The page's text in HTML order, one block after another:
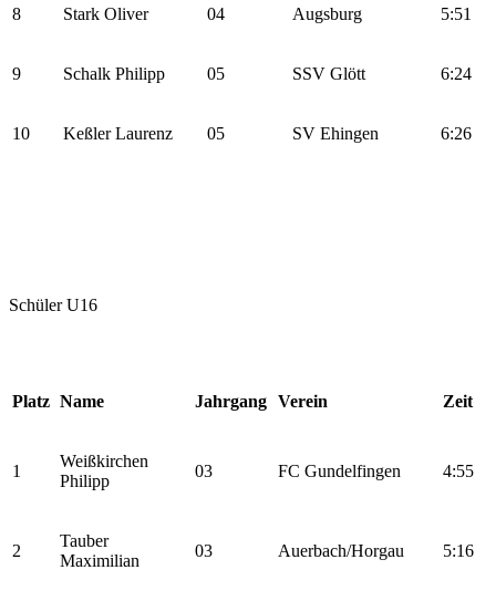
8 Stark Oliver 04 Augsburg 5:51
9 Schalk Philipp 05 SSV Glött 6:24
10 Keßler Laurenz 05 SV Ehingen 6:26
Schüler U16
Platz Name Jahrgang Verein Zeit
1
Weißkirchen
Philipp
03 FC Gundelfingen 4:55
2
Tauber
Maximilian
03 Auerbach/Horgau 5:16